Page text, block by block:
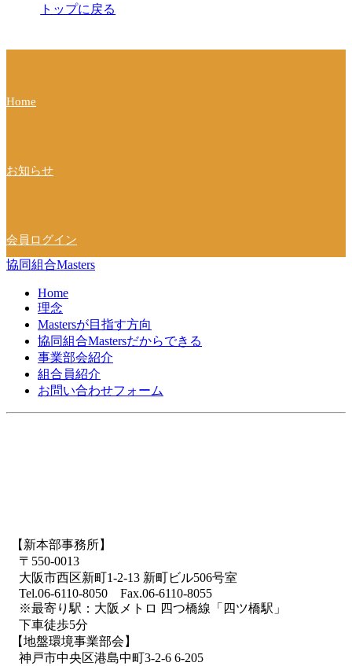
ョ
トップに戻る
Home
お知らせ
会員ログイン
協同組合Masters
Home
理念
Mastersが目指す方向
協同組合Mastersだからできる
事業部会紹介
組合員紹介
お問い合わせフォーム
【新本部事務所】
〒550-0013
大阪市西区新町1-2-13 新町ビル506号室
Tel.06-6110-8050 Fax.06-6110-8055
※最寄り駅：大阪メトロ 四つ橋線「四ツ橋駅」
下車徒歩5分
【地盤環境事業部会】
神戸市中央区港島中町3-2-6 6-205